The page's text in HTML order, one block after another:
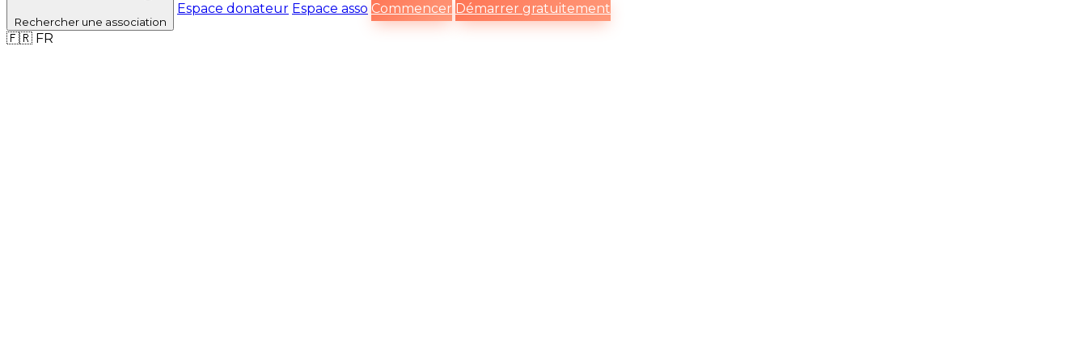
Rechercherune association
Espace donateur Espace asso Commencer Démarrer gratuitement
🇫🇷 FR